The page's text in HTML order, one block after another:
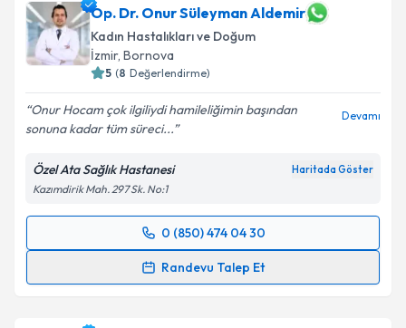
Op. Dr. Onur Süleyman Aldemir
Kadın Hastalıkları ve Doğum
İzmir, Bornova
5 (8 Değerlendirme)
Onur Hocam çok ilgiliydi hamileliğimin başından
sonuna kadar tüm süreci...
Devamı
Özel Ata Sağlık Hastanesi Haritada Göster
Kazımdirik Mah. 297 Sk. No:1
0 (850) 474 04 30
Randevu Talep Et
Randevu Takvimi Talebi